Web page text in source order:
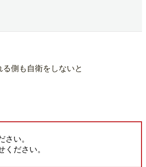
側も自衛をしないと
い。
ださい。